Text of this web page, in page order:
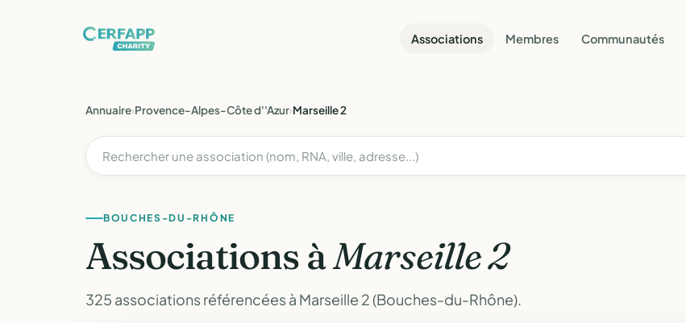
Associations Membres Communautés
Annuaire›Provence-Alpes-Côte d''Azur›Marseille 2
BOUCHES-DU-RHÔNE
Associations àMarseille 2
325 associations référencées à Marseille 2 (Bouches-du-Rhône).